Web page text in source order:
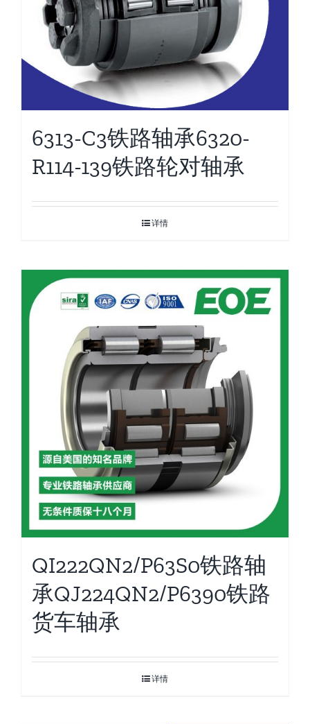
6313-C3铁路轴承6320-
R114-139铁路轮对轴承
详情
QI222QN2/P63S0铁路轴
承QJ224QN2/P6390铁路
货车轴承
详情